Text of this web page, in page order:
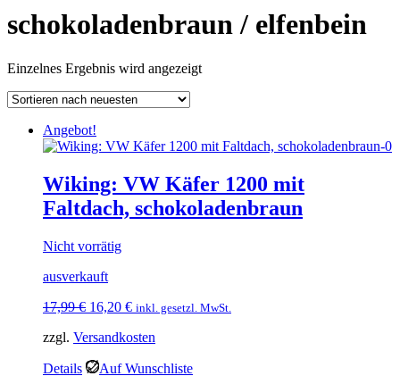
schokoladenbraun / elfenbein
Einzelnes Ergebnis wird angezeigt
Angebot!
Wiking: VW Käfer 1200 mit
Faltdach, schokoladenbraun
Nicht vorrätig
ausverkauft
17,99€ Ursprünglicher
war:
16,20 €Aktueller
ist:
inkl. gesetzl. MwSt.
zzgl. Versandkosten
Details
Auf Wunschliste